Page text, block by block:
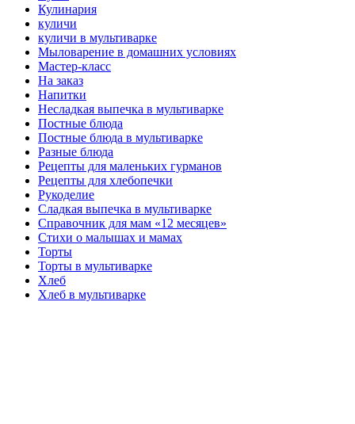
Кулинария
куличи
куличи в мультиварке
Мыловарение в домашних условиях
Мастер-класс
На заказ
Напитки
Несладкая выпечка в мультиварке
Постные блюда
Постные блюда в мультиварке
Разные блюда
Рецепты для маленьких гурманов
Рецепты для хлебопечки
Рукоделие
Сладкая выпечка в мультиварке
Справочник для мам «12 месяцев»
Стихи о малышах и мамах
Торты
Торты в мультиварке
Хлеб
Хлеб в мультиварке